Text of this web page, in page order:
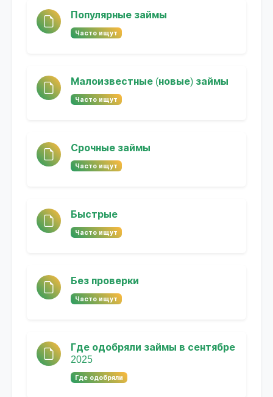
Популярные займы
Часто ищут
Малоизвестные (новые) займы
Часто ищут
Срочные займы
Часто ищут
Быстрые
Часто ищут
Без проверки
Часто ищут
Где одобряли займы в сентябре
2025
Где одобряли